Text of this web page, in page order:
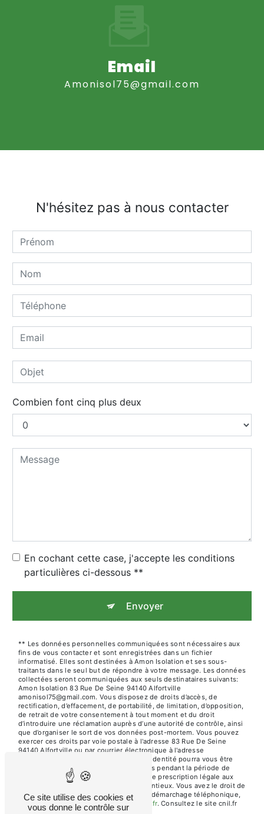
Email
amonisol75@gmail.com
N'hésitez pas à nous contacter
Combien font cinq plus deux
En cochant cette case, j'accepte les conditions
particulières ci-dessous **
Envoyer
** Les données personnelles communiquées sont nécessaires aux
fins de vous contacter et sont enregistrées dans un fichier
informatisé. Elles sont destinées à Amon Isolation et ses sous-
traitants dans le seul but de répondre à votre message. Les données
collectées seront communiquées aux seuls destinataires suivants:
Amon Isolation 83 Rue De Seine 94140 Alfortville
amonisol75@gmail.com. Vous disposez de droits d’accès, de
rectification, d’effacement, de portabilité, de limitation, d’opposition,
de retrait de votre consentement à tout moment et du droit
d’introduire une réclamation auprès d’une autorité de contrôle, ainsi
que d’organiser le sort de vos données post-mortem. Vous pouvez
exercer ces droits par voie postale à l'adresse 83 Rue De Seine
94140 Alfortville ou par courrier électronique à l'adresse
amonisol75@gmail.com. Un justificatif d'identité pourra vous être
demandé. Nous conservons vos données pendant la période de
prise de contact puis pendant la durée de prescription légale aux
fins probatoires et de gestion des contentieux. Vous avez le droit de
vous inscrire sur la liste d'opposition au démarchage téléphonique,
disponible à cette adresse: Bloctel.gouv.fr. Consultez le site cnil.fr
pour plus d’informations sur vos droits.
Ce site utilise des cookies et
vous donne le contrôle sur